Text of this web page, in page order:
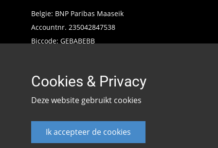
Belgie: BNP Paribas Maaseik
Accountnr. 235042847538
Biccode: GEBABEBB
Keencarp 2020
Cookies & Privacy
Deze website gebruikt cookies
Ik accepteer de cookies